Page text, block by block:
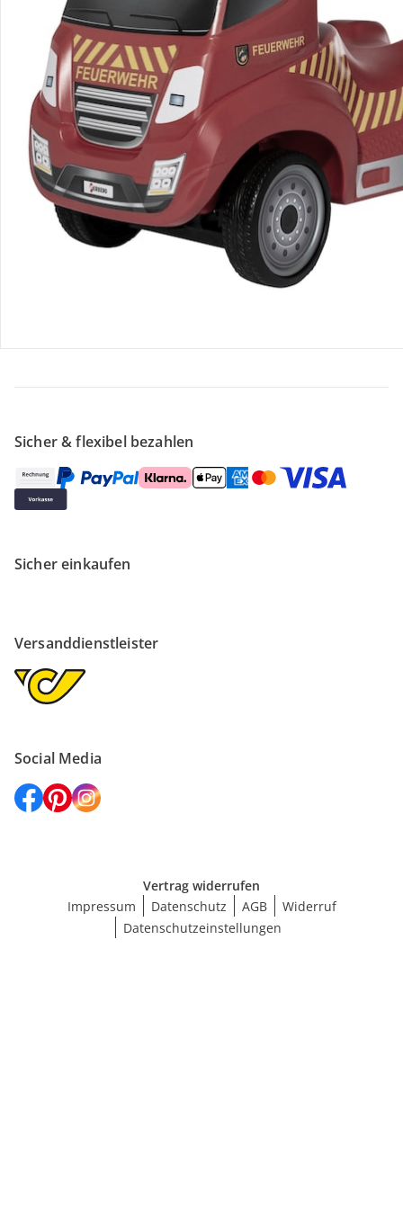
Bestellung & Lieferung
Retoure & Reklamation
Gutscheine & Aktionen
Kontakt & Service
Sicher & flexibel bezahlen
Sicher einkaufen
Versanddienstleister
Social Media
Vertrag widerrufen
Impressum
Datenschutz AGB
Widerruf
Datenschutzeinstellungen